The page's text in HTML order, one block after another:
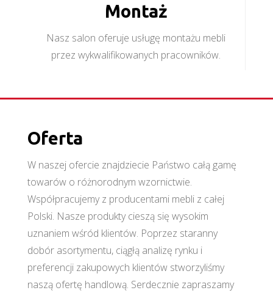
Montaż
Nasz salon oferuje usługę montażu mebli
przez wykwalifikowanych pracowników.
Oferta
W naszej ofercie znajdziecie Państwo całą gamę
towarów o różnorodnym wzornictwie.
Współpracujemy z producentami mebli z całej
Polski. Nasze produkty cieszą się wysokim
uznaniem wśród klientów. Poprzez staranny
dobór asortymentu, ciągłą analizę rynku i
preferencji zakupowych klientów stworzyliśmy
naszą ofertę handlową. Serdecznie zapraszamy